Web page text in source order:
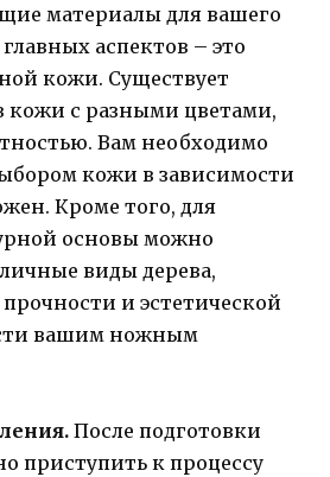
материалы для вашего
аспектов – это
кожи. Существует
кожи с разными цветами,
Вам необходимо
кожи в зависимости
Кроме того, для
основы можно
виды дерева,
и эстетической
вашим ножным
После подготовки
приступить к процессу